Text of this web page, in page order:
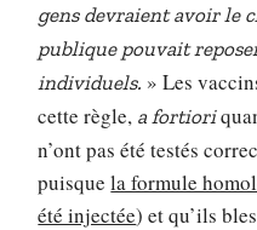
gens devraient avoir le
publique pouvait
individuels. » Les
cette règle, a fortiori
n’ont pas été testés
puisquela formule
été injectée) et qu’ils